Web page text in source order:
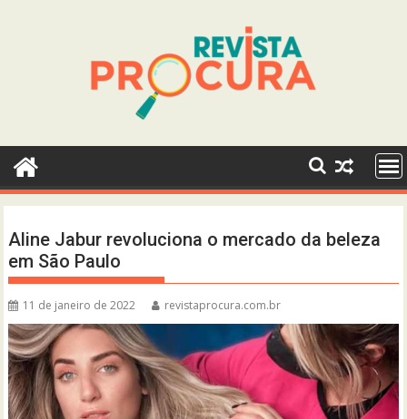
Aline Jabur revoluciona o mercado da beleza
em São Paulo
11 de janeiro de 2022 revistaprocura.com.br